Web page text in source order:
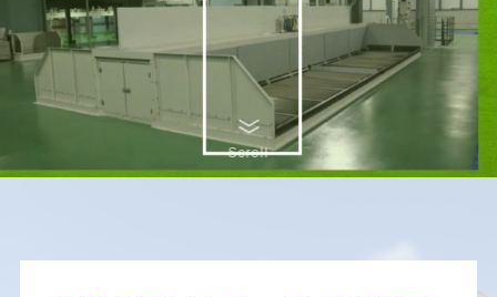
Scroll